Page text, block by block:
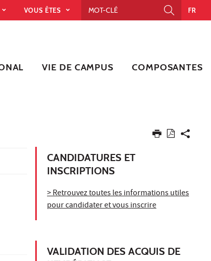
VOUS ÊTES FR
VIE DE CAMPUS COMPOSANTES
CANDIDATURES ET
INSCRIPTIONS
> Retrouvez toutes les informations utiles
pour candidater et vous inscrire
VALIDATION DES ACQUIS DE